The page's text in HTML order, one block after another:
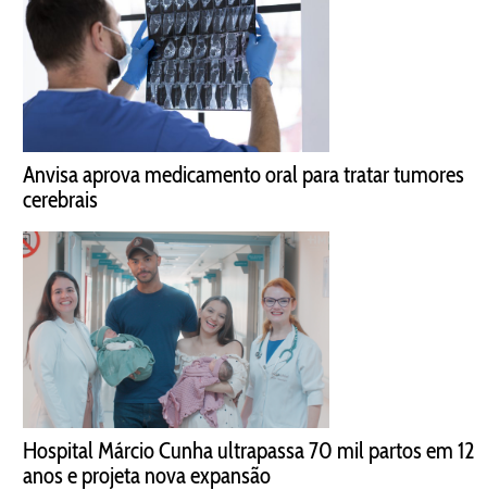
Anvisa aprova medicamento oral para tratar tumores
cerebrais
Hospital Márcio Cunha ultrapassa 70 mil partos em 12
anos e projeta nova expansão